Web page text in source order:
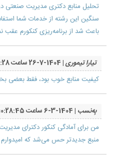
تحلیل منابع دکتری مدیریت
سنگین این رشته از خدمات شما
باعث شد از برنامه‌ریزی کنکورم عقب
تیارا تیموری| 1404-7-26 ساعت 16:16:28
کیفیت منابع خوب بود، فقط بعضی
بِه‌نسب | 1404-3-6 ساعت 10:28:45
من برای آمادگی کنکور دکترای
منبع جدیدتر حس می‌شد که امیدوارم